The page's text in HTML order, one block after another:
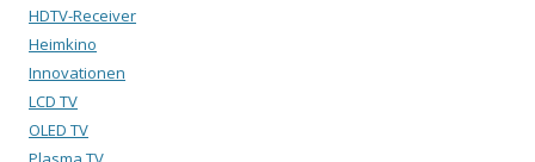
HDTV-Receiver
Heimkino
Innovationen
LCD TV
OLED TV